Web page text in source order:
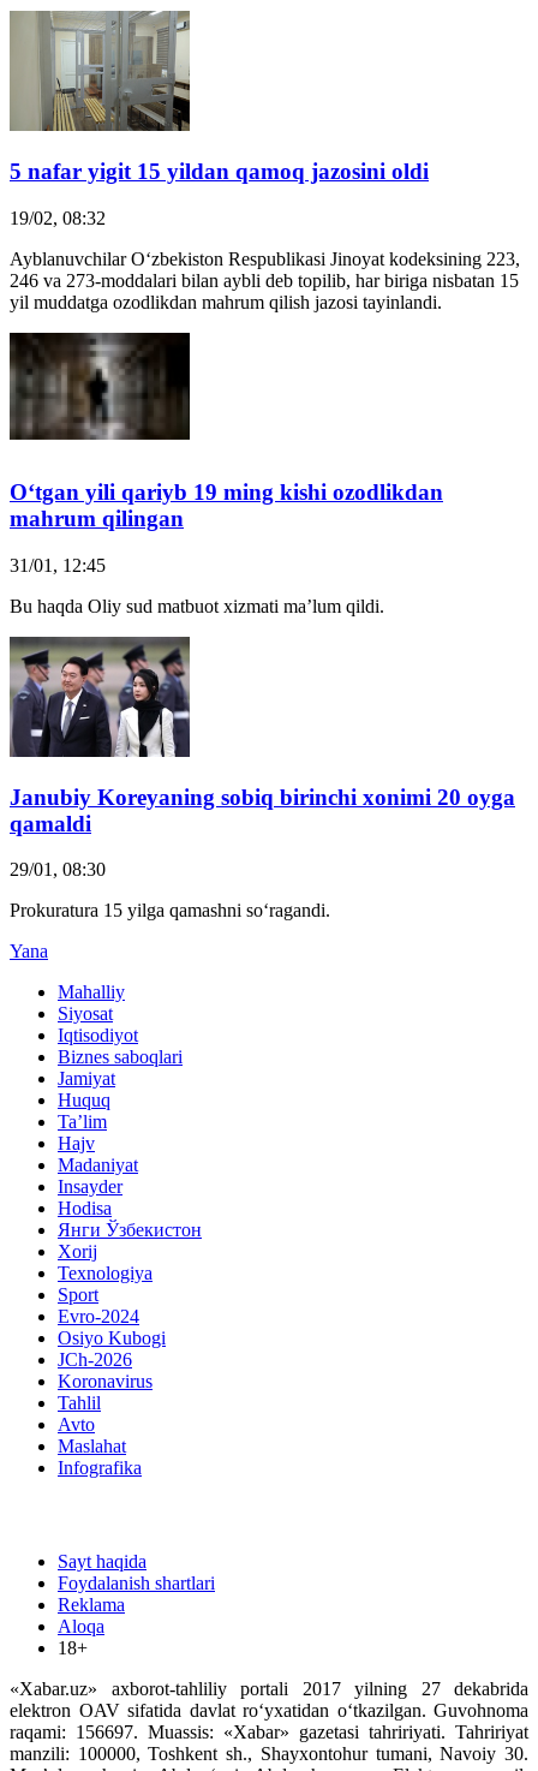
5 nafar yigit 15 yildan qamoq jazosini oldi
19/02, 08:32
Ayblanuvchilar O‘zbekiston Respublikasi Jinoyat kodeksining 223,
246 va 273-moddalari bilan aybli deb topilib, har biriga nisbatan 15
yil muddatga ozodlikdan mahrum qilish jazosi tayinlandi.
O‘tgan yili qariyb 19 ming kishi ozodlikdan
mahrum qilingan
31/01, 12:45
Bu haqda Oliy sud matbuot xizmati ma’lum qildi.
Janubiy Koreyaning sobiq birinchi xonimi 20 oyga
qamaldi
29/01, 08:30
Prokuratura 15 yilga qamashni so‘ragandi.
Yana
Mahalliy
Siyosat
Iqtisodiyot
Biznes saboqlari
Jamiyat
Huquq
Ta’lim
Hajv
Madaniyat
Insayder
Hodisa
Янги Ўзбекистон
Xorij
Texnologiya
Sport
Evro-2024
Osiyo Kubogi
JCh-2026
Koronavirus
Tahlil
Avto
Maslahat
Infografika
Sayt haqida
Foydalanish shartlari
Reklama
Aloqa
18+
«Xabar.uz» axborot-tahliliy portali 2017 yilning 27 dekabrida
elektron OAV sifatida davlat ro‘yxatidan o‘tkazilgan. Guvohnoma
raqami: 156697. Muassis: «Xabar» gazetasi tahririyati. Tahririyat
manzili: 100000, Toshkent sh., Shayxontohur tumani, Navoiy 30.